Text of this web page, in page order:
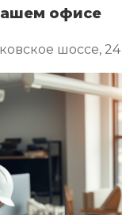
офисе
шоссе, 24